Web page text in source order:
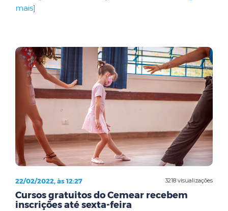
mais]
3218 visualizações
22/02/2022, às 12:27
Cursos gratuitos do Cemear recebem
inscrições até sexta-feira